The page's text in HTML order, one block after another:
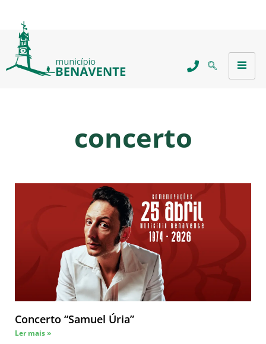
concerto
Concerto “Samuel Úria”
Ler mais »